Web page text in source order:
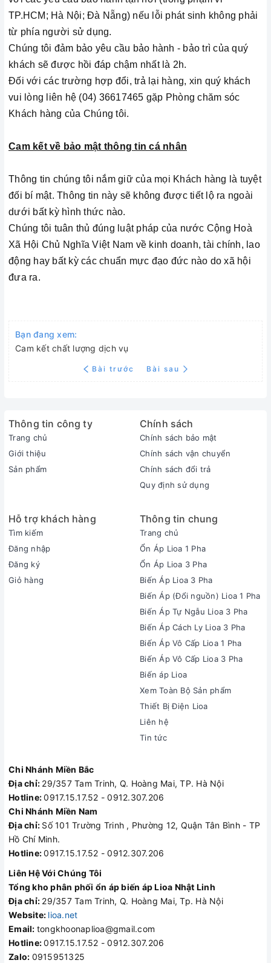
TP.HCM; Hà Nội; Đà Nẵng) nếu lỗi phát sinh không phải
từ phía người sử dụng.
Chúng tôi đảm bảo yêu cầu bảo hành - bảo trì của quý
khách sẽ được hồi đáp chậm nhất là 2h.
Đối với các trường hợp đổi, trả lại hàng, xin quý khách
vui lòng liên hệ (04) 36617465 gặp Phòng chăm sóc
Khách hàng của Chúng tôi.
Cam kết về bảo mật thông tin cá nhân
Thông tin chúng tôi nắm giữ của mọi Khách hàng là tuyệt
đối bí mật. Thông tin này sẽ không được tiết lộ ra ngoài
dưới bất kỳ hình thức nào.
Chúng tôi tuân thủ đúng luật pháp của nước Cộng Hoà
Xã Hội Chủ Nghĩa Việt Nam về kinh doanh, tài chính, lao
động hay bất kỳ các chuẩn mực đạo đức nào do xã hội
đưa ra.
Bạn đang xem:
Cam kết chất lượng dịch vụ
Bài trước Bài sau
Thông tin công ty
Trang chủ
Giới thiệu
Sản phẩm
Chính sách
Chính sách bảo mật
Chính sách vận chuyển
Chính sách đổi trả
Quy định sử dụng
Hỗ trợ khách hàng
Tìm kiếm
Đăng nhập
Đăng ký
Giỏ hàng
Thông tin chung
Trang chủ
Ổn Áp Lioa 1 Pha
Ổn Áp Lioa 3 Pha
Biến Áp Lioa 3 Pha
Biến Áp (Đổi nguồn) Lioa 1 Pha
Biến Áp Tự Ngẫu Lioa 3 Pha
Biến Áp Cách Ly Lioa 3 Pha
Biến Áp Vô Cấp Lioa 1 Pha
Biến Áp Vô Cấp Lioa 3 Pha
Biến áp Lioa
Xem Toàn Bộ Sản phẩm
Thiết Bị Điện Lioa
Liên hệ
Tin tức
Chi Nhánh Miền Bắc
Địa chỉ: 29/357 Tam Trinh, Q. Hoàng Mai, TP. Hà Nội
Hotline:0917.15.17.52 - 0912.307.206
Chi Nhánh Miền Nam
Địa chỉ: Số 101 Trường Trinh , Phường 12, Quận Tân Bình - TP
Hồ Chí Minh.
Hotline:0917.15.17.52 - 0912.307.206
Liên Hệ Với Chúng Tôi
Tổng kho phân phối ổn áp biến áp Lioa Nhật Linh
Địa chỉ: 29/357 Tam Trinh, Q. Hoàng Mai, Tp. Hà Nội
Website: lioa.net
Email: tongkhoonaplioa@gmail.com
Hotline:0917.15.17.52 - 0912.307.206
Zalo: 0915951325